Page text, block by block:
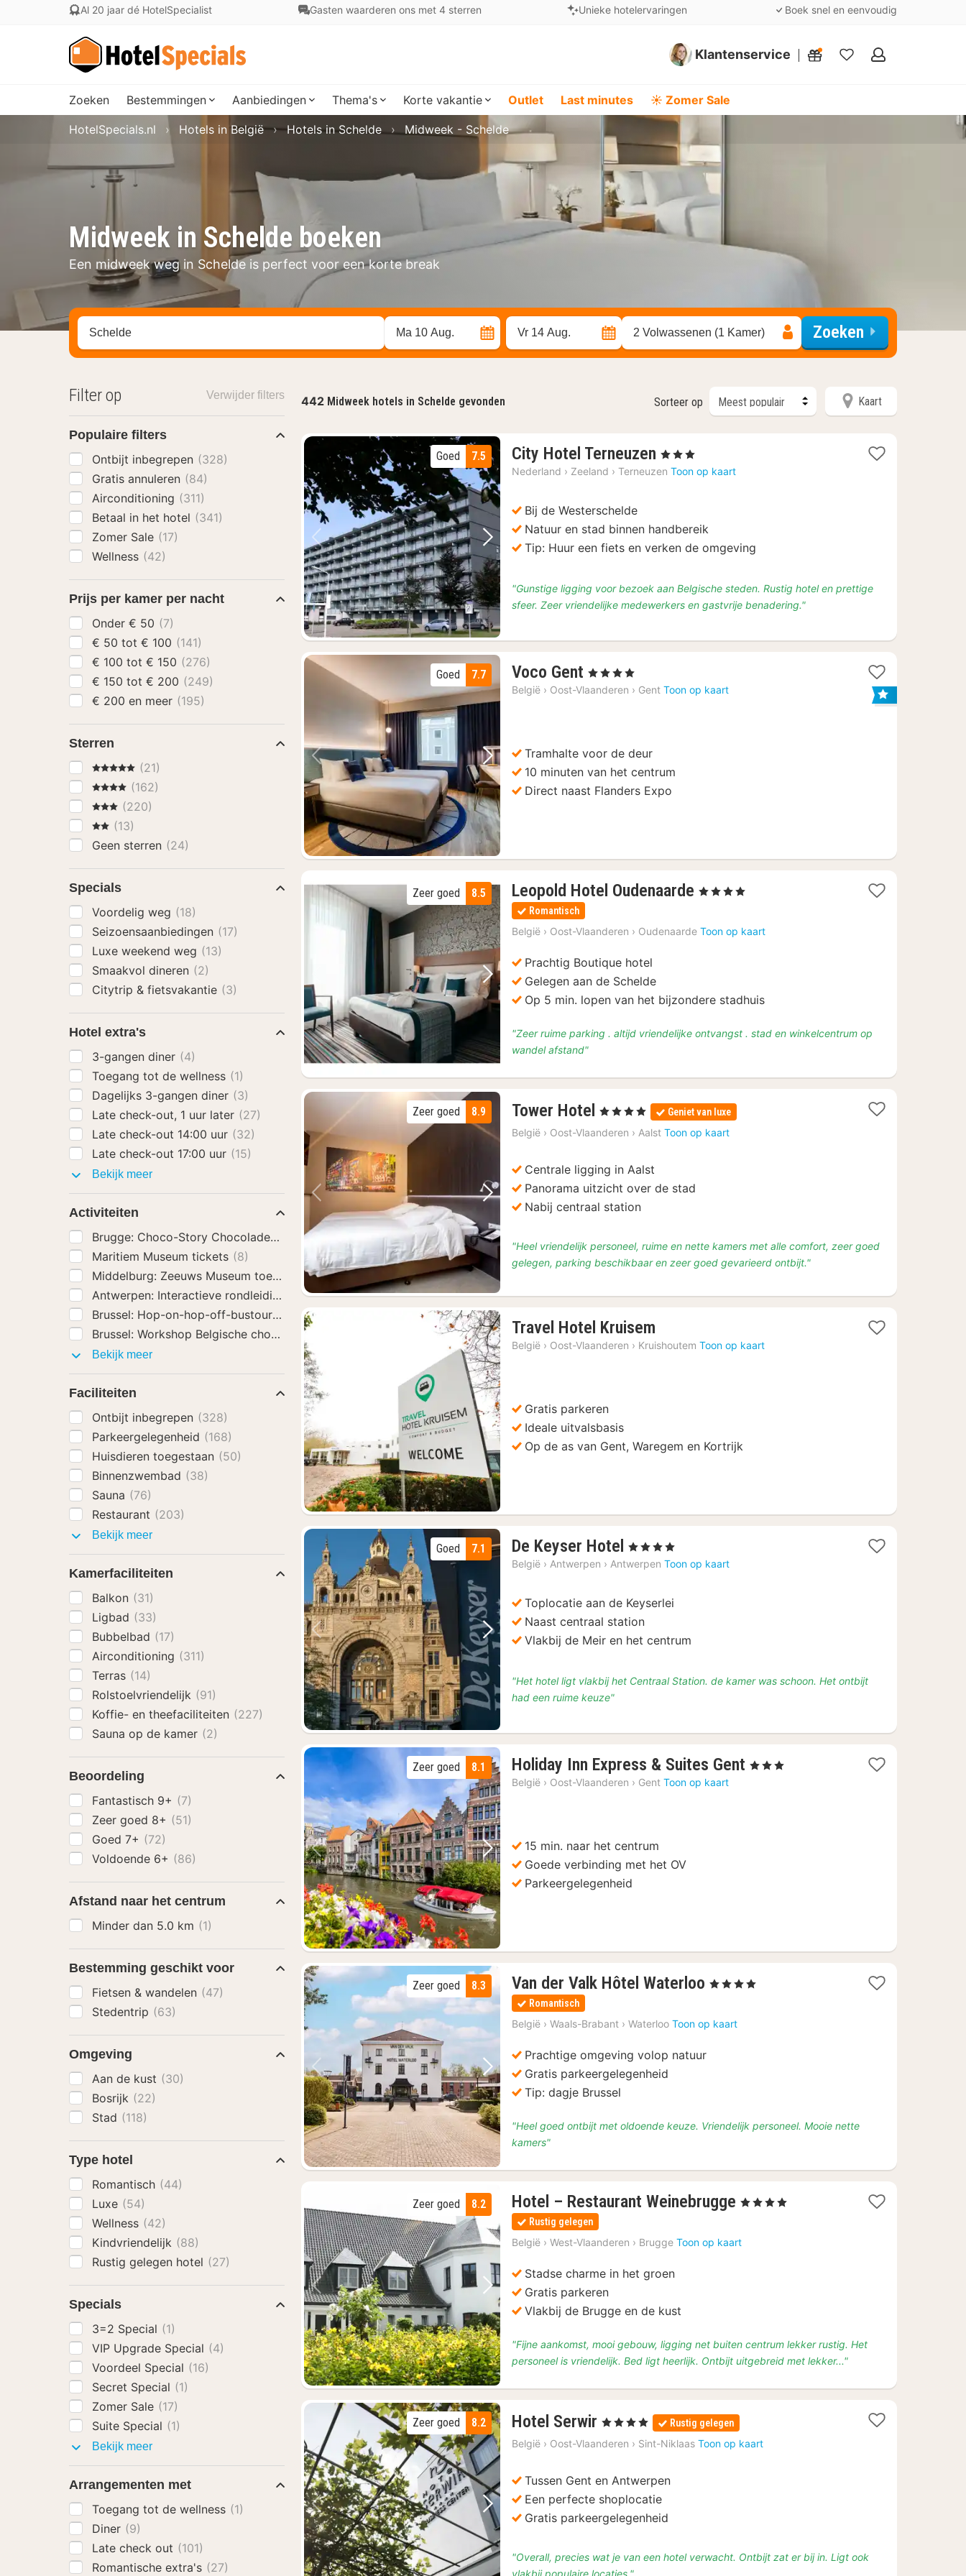
Al 20 jaar dé HotelSpecialist Gasten waarderen ons met 4 sterren Unieke hotelervaringen Boek snel en eenvoudig
Klantenservice
Mijn
Zoeken Bestemmingen Aanbiedingen Thema's Korte vakantie Outlet Last minutes ☀️ Zomer Sale
Midweek in Schelde boeken
Een midweek weg in Schelde is perfect voor een korte break
HotelSpecials.nl Hotels in België Hotels in Schelde Midweek - Schelde
Zoek op hotel, regio of stad Ma 10 Aug. Vr 14 Aug. 2 Volwassenen (1 Kamer) Zoeken
442 Midweek hotels in Schelde gevonden Sorteer op Kaart
Vorige foto Volgende foto
7.5
Goed City Hotel Terneuzen 4
nachten
94
, 3 Sterren
Nederland › Zeeland › Terneuzen Toon op kaart
Bij de Westerschelde
Natuur en stad binnen handbereik
Tip: Huur een fiets en verken de omgeving
"Gunstige ligging voor bezoek aan Belgische steden. Rustig hotel en prettige
sfeer. Zeer vriendelijke medewerkers en gastvrije benadering."
Vorige foto Volgende foto
7.7
Goed Voco Gent 4
nachten
, 4 Sterren
België › Oost-Vlaanderen › Gent Toon op kaart
Tramhalte voor de deur
10 minuten van het centrum
Direct naast Flanders Expo
Vorige foto Volgende foto
8.5
Zeer goed Leopold Hotel Oudenaarde 4
vanaf
€
, 4 Sterren
Romantisch
België › Oost-Vlaanderen › Oudenaarde Toon op kaart
Prachtig Boutique hotel
Gelegen aan de Schelde
Op 5 min. lopen van het bijzondere stadhuis
"Zeer ruime parking . altijd vriendelijke ontvangst . stad en winkelcentrum op
wandel afstand"
Vorige foto Volgende foto
8.9
Zeer goed Tower Hotel 4
nachten
vanaf
100
, 4 Sterren Geniet van luxe
België › Oost-Vlaanderen › Aalst Toon op kaart
Centrale ligging in Aalst
Panorama uitzicht over de stad
Nabij centraal station
"Heel vriendelijk personeel, ruime en nette kamers met alle comfort, zeer goed
gelegen, parking beschikbaar en zeer goed gevarieerd ontbijt."
Volgende foto
Travel Hotel Kruisem
nachten
België › Oost-Vlaanderen › Kruishoutem Toon op kaart
Gratis parkeren
Ideale uitvalsbasis
Op de as van Gent, Waregem en Kortrijk
Vorige foto Volgende foto
7.1
Goed De Keyser Hotel 4
nachten
€
89
, 4 Sterren
België › Antwerpen › Antwerpen Toon op kaart
Toplocatie aan de Keyserlei
Naast centraal station
Vlakbij de Meir en het centrum
"Het hotel ligt vlakbij het Centraal Station. de kamer was schoon. Het ontbijt
had een ruime keuze"
Vorige foto Volgende foto
8.1
Zeer goed Holiday Inn Express & Suites Gent 4
, 3 Sterren
België › Oost-Vlaanderen › Gent Toon op kaart
15 min. naar het centrum
Goede verbinding met het OV
Parkeergelegenheid
Vorige foto Volgende foto
8.3
Zeer goed Van der Valk Hôtel Waterloo 4
vanaf
€
, 4 Sterren
Romantisch
België › Waals-Brabant › Waterloo Toon op kaart
Prachtige omgeving volop natuur
Gratis parkeergelegenheid
Tip: dagje Brussel
"Heel goed ontbijt met oldoende keuze. Vriendelijk personeel. Mooie nette
kamers"
Vorige foto Volgende foto
8.2
Zeer goed Hotel – Restaurant Weinebrugge 4
vanaf
€
, 4 Sterren
Rustig gelegen
België › West-Vlaanderen › Brugge Toon op kaart
Stadse charme in het groen
Gratis parkeren
Vlakbij de Brugge en de kust
"Fijne aankomst, mooi gebouw, ligging net buiten centrum lekker rustig. Het
personeel is vriendelijk. Bed ligt heerlijk. Ontbijt uitgebreid met lekker..."
Vorige foto Volgende foto
8.2
Zeer goed Hotel Serwir 4
nachten
vanaf
114
, 4 Sterren Rustig gelegen
België › Oost-Vlaanderen › Sint-Niklaas Toon op kaart
Tussen Gent en Antwerpen
Een perfecte shoplocatie
Gratis parkeergelegenheid
"Overall, precies wat je van een hotel verwacht. Ontbijt zat er bij in. Ligt ook
vlakbij populaire locaties."
Filter op Verwijder filters
Populaire filters
Ontbijt inbegrepen (328)
Gratis annuleren (84)
Airconditioning (311)
Betaal in het hotel (341)
Zomer Sale (17)
Wellness (42)
Prijs per kamer per nacht
Onder € 50 (7)
€ 50 tot € 100 (141)
€ 100 tot € 150 (276)
€ 150 tot € 200 (249)
€ 200 en meer (195)
Sterren
5 Sterren(21)
4 Sterren(162)
3 Sterren
(220)
2 Sterren
(13)
Geen sterren (24)
Specials
Voordelig weg (18)
Seizoensaanbiedingen (17)
Luxe weekend weg (13)
Smaakvol dineren (2)
Citytrip & fietsvakantie (3)
Hotel extra's
3-gangen diner (4)
Toegang tot de wellness (1)
Dagelijks 3-gangen diner (3)
Late check-out, 1 uur later (27)
Late check-out 14:00 uur (32)
Late check-out 17:00 uur (15)
Bekijk meerHotel
Activiteiten
Brugge: Choco-Story Chocolademuseum
Maritiem Museum tickets (8)
Middelburg: Zeeuws Museum toegangsbewijs(9)
Antwerpen: Interactieve rondleiding Stadsbrouwerij De Koninck(45)
Brussel: Hop-on-hop-off-bustour(110)
Brussel: Workshop Belgische chocolade maken met proeverijen (110)
Bekijk meerActiviteiten
Faciliteiten
Ontbijt inbegrepen (328)
Parkeergelegenheid (168)
Huisdieren toegestaan (50)
Binnenzwembad (38)
Sauna (76)
Restaurant (203)
Bekijk meerFaciliteiten
Kamerfaciliteiten
Balkon (31)
Ligbad (33)
Bubbelbad (17)
Airconditioning (311)
Terras (14)
Rolstoelvriendelijk (91)
Koffie- en theefaciliteiten (227)
Sauna op de kamer (2)
Beoordeling
Fantastisch 9+ (7)
Zeer goed 8+ (51)
Goed 7+ (72)
Voldoende 6+ (86)
Afstand naar het centrum
Minder dan 5.0 km (1)
Bestemming geschikt voor
Fietsen & wandelen (47)
Stedentrip (63)
Omgeving
Aan de kust (30)
Bosrijk (22)
Stad (118)
Type hotel
Romantisch (44)
Luxe (54)
Wellness (42)
Kindvriendelijk (88)
Rustig gelegen hotel (27)
Specials
3=2 Special (1)
VIP Upgrade Special (4)
Voordeel Special (16)
Secret Special (1)
Zomer Sale (17)
Suite Special (1)
Bekijk meerSpecials
Arrangementen met
Toegang tot de wellness (1)
Diner (9)
Late check out (101)
Romantische extra's (27)